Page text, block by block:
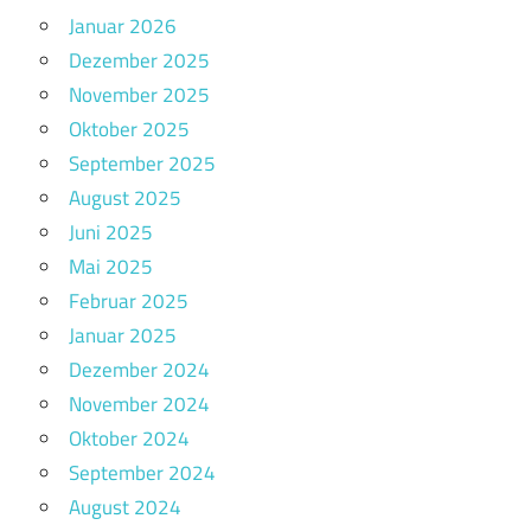
Januar 2026
Dezember 2025
November 2025
Oktober 2025
September 2025
August 2025
Juni 2025
Mai 2025
Februar 2025
Januar 2025
Dezember 2024
November 2024
Oktober 2024
September 2024
August 2024